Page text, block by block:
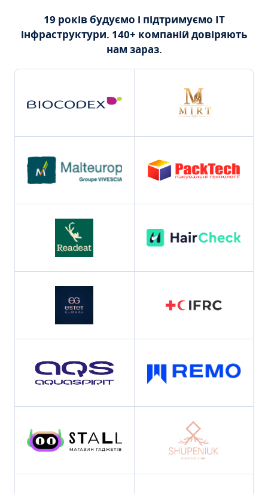
19 років будуємо і підтримуємо ІТ
інфраструктури. 140+ компаній довіряють
нам зараз.